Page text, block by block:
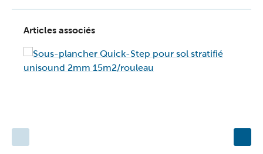
Articles associés